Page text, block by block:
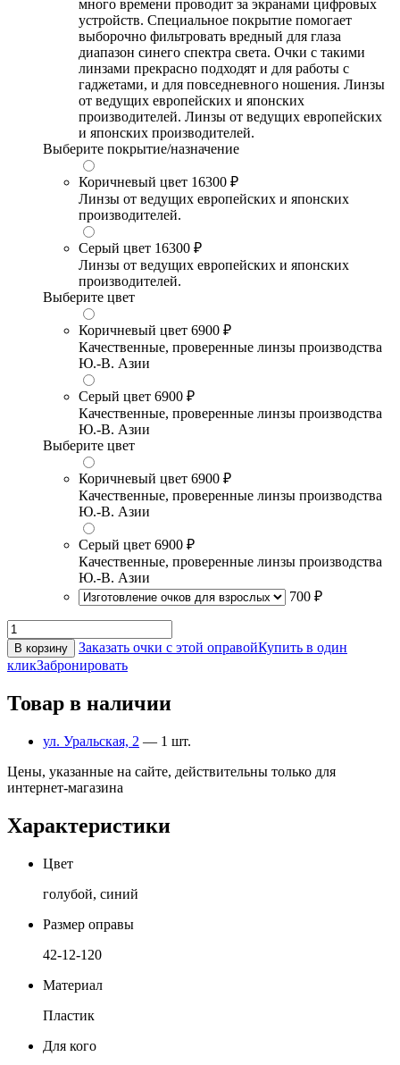
много времени проводит за экранами цифровых
устройств. Специальное покрытие помогает
выборочно фильтровать вредный для глаза
диапазон синего спектра света. Очки с такими
линзами прекрасно подходят и для работы с
гаджетами, и для повседневного ношения. Линзы
от ведущих европейских и японских
производителей. Линзы от ведущих европейских
и японских производителей.
Выберите покрытие/назначение
Коричневый цвет 16300 ₽
Линзы от ведущих европейских и японских
производителей.
Серый цвет 16300 ₽
Линзы от ведущих европейских и японских
производителей.
Выберите цвет
Коричневый цвет 6900 ₽
Качественные, проверенные линзы производства
Ю.-В. Азии
Серый цвет 6900 ₽
Качественные, проверенные линзы производства
Ю.-В. Азии
Выберите цвет
Коричневый цвет 6900 ₽
Качественные, проверенные линзы производства
Ю.-В. Азии
Серый цвет 6900 ₽
Качественные, проверенные линзы производства
Ю.-В. Азии
700 ₽
В корзину Заказать очки с этой оправойКупить в один
кликЗабронировать
Товар в наличии
ул. Уральская, 2 — 1 шт.
Цены, указанные на сайте, действительны только для
интернет-магазина
Характеристики
Цвет
голубой, синий
Размер оправы
42-12-120
Материал
Пластик
Для кого